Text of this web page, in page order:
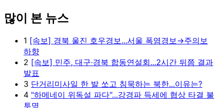
많이 본 뉴스
1 [속보] 경북 울진 호우경보...서울 폭염경보→주의보
하향
2 [속보] 민주, 대구·경북 합동연설회...2시간 뒤쯤 결과
발표
3 단거리미사일 한 발 쏘고 침묵하는 북한...이유는?
4 "하메네이 위독설 파다"...강경파 득세에 협상 타결 불
투명